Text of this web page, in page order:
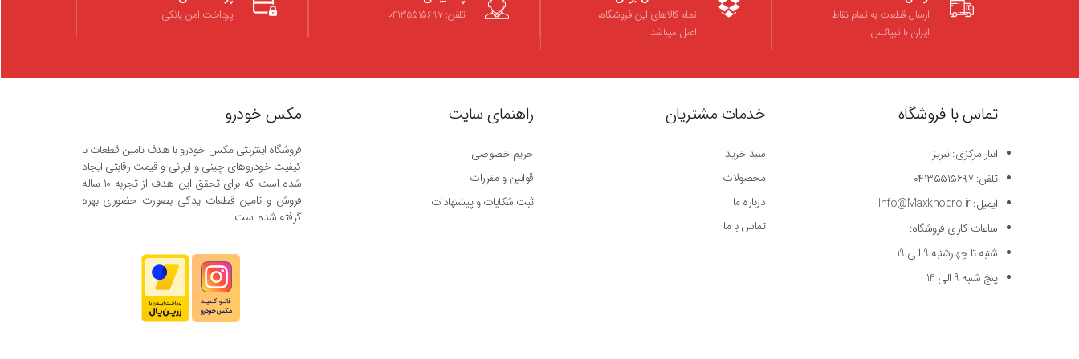
پرداخت امن بانکی تلفن: 04135515697
تمام کالاهای این فروشگاه،
اصل میباشد
ارسال قطعات به تمام نقاط
ایران با تیپاکس
مکس خودرو
فروشگاه اینترنتی مکس خودرو با هدف تامین قطعات با
کیفیت خودروهای چینی و ایرانی و قیمت رقابتی ایجاد
شده است که برای تحقق این هدف از تجربه ۱۰ ساله
فروش و تامین قطعات یدکی بصورت حضوری بهره
گرفته شده است.
راهنمای سایت
حریم خصوصی
قوانین و مقررات
ثبت شکایات و پیشنهادات
خدمات مشتریان
سبد خرید
محصولات
درباره ما
تماس با ما
تماس با فروشگاه
انبار مرکزی: تبریز
تلفن: ۰۴۱۳۵۵۱۵۶۹۷
ایمیل: Info@Maxkhodro.ir
ساعات کاری فروشگاه:
شنبه تا چهارشنبه 9 الی 19
پنج شنبه 9 الی 14